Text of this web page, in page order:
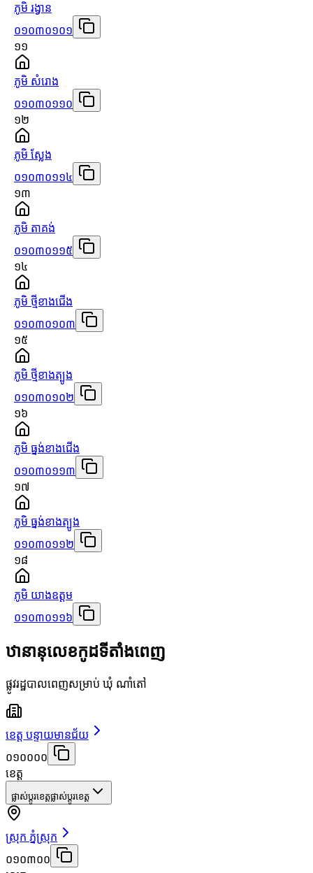
ភូមិ រង្វាន
០១០៣០១០១
១១
ភូមិ សំរោង
០១០៣០១១០
១២
ភូមិ ស្លែង
០១០៣០១១៤
១៣
ភូមិ តាគង់
០១០៣០១១៥
១៤
ភូមិ ថ្មីខាងជើង
០១០៣០១០៣
១៥
ភូមិ ថ្មីខាងត្បូង
០១០៣០១០២
១៦
ភូមិ ធ្នង់ខាងជើង
០១០៣០១១៣
១៧
ភូមិ ធ្នង់ខាងត្បូង
០១០៣០១១២
១៨
ភូមិ យាងឧត្ដម
០១០៣០១១៦
ឋានានុលេខកូដទីតាំងពេញ
ផ្លូវរដ្ឋបាលពេញសម្រាប់ ឃុំ ណាំតៅ
ខេត្ត បន្ទាយមានជ័យ
០១០០០០
ខេត្ត
ផ្លាស់ប្តូរខេត្តផ្លាស់ប្តូរខេត្ត
ស្រុក ភ្នំស្រុក
០១០៣០០